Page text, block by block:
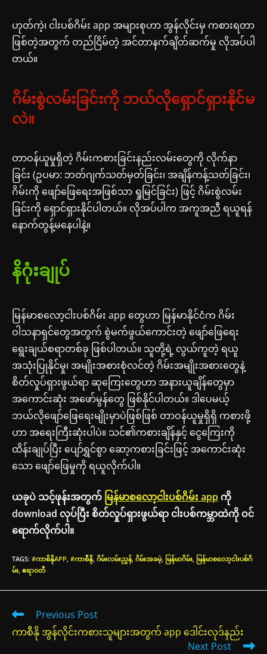
ဟုတ်ကဲ့၊ ငါးပစ်ဂိမ်း app အများစုဟာ အွန်လိုင်းမှ ကစားရတာ
ဖြစ်တဲ့အတွက် တည်ငြိမ်တဲ့ အင်တာနက်ချိတ်ဆက်မှု လိုအပ်ပါ
တယ်။
ဂိမ်းစွဲလမ်းခြင်းကို ဘယ်လိုရှောင်ရှားနိုင်မ
လဲ။
တာဝန်ယူမှုရှိတဲ့ ဂိမ်းကစားခြင်းနည်းလမ်းတွေကို လိုက်နာ
ခြင်း (ဥပမာ: ဘတ်ဂျက်သတ်မှတ်ခြင်း၊ အချိန်ကန့်သတ်ခြင်း၊
ဂိမ်းကို ဖျော်ဖြေရေးအဖြစ်သာ ရှုမြင်ခြင်း) ဖြင့် ဂိမ်းစွဲလမ်း
ခြင်းကို ရှောင်ရှားနိုင်ပါတယ်။ လိုအပ်ပါက အကူအညီ ရယူရန်
နောက်တွန့်မနေပါနဲ့။
နိဂုံးချုပ်
မြန်မာစလော့ငါးပစ်ဂိမ်း app တွေဟာ မြန်မာနိုင်ငံက ဂိမ်း
ဝါသနာရှင်တွေအတွက် စွဲမက်ဖွယ်ကောင်းတဲ့ ဖျော်ဖြေရေး
ရွေးချယ်စရာတစ်ခု ဖြစ်ပါတယ်။ သူတို့ရဲ့ လွယ်ကူတဲ့ ရယူ
အသုံးပြုနိုင်မှု၊ အမျိုးအစားစုံလင်တဲ့ ဂိမ်းအမျိုးအစားတွေနဲ့
စိတ်လှုပ်ရှားဖွယ်ရာ ဆုကြေးတွေဟာ အနားယူချိန်တွေမှာ
အကောင်းဆုံး အဖော်မွန်တွေ ဖြစ်နိုင်ပါတယ်။ ဒါပေမယ့်
ဘယ်လိုဖျော်ဖြေရေးမျိုးမှာပဲဖြစ်ဖြစ် တာဝန်ယူမှုရှိရှိ ကစားဖို့
ဟာ အရေးကြီးဆုံးပါပဲ။ သင်၏ကစားချိန်နှင့် ငွေကြေးကို
ထိန်းချုပ်ပြီး ပျော်ရွှင်စွာ ဆော့ကစားခြင်းဖြင့် အကောင်းဆုံး
သော ဖျော်ဖြေမှုကို ရယူလိုက်ပါ။
ယခုပဲ သင့်ဖုန်းအတွက် မြန်မာစလော့ငါးပစ်ဂိမ်း appကို
download လုပ်ပြီး စိတ်လှုပ်ရှားဖွယ်ရာ ငါးပစ်ကမ္ဘာထဲကို ဝင်
ရောက်လိုက်ပါ။
TAGS: #ကာစိနိုAPP, #ကာစီနို, ဂိမ်းလမ်းညွှန်, ဂိမ်းအခမဲ့, မြန်မာဂိမ်း, မြန်မာစလော့ငါးပစ်ဂိ
မ်း, ဧရာဝတီ
Read
more
articles
Previous Post
ကာစီနို အွန်လိုင်းကစားသူများအတွက် app ဒေါင်းလုဒ်နည်း
Next Post